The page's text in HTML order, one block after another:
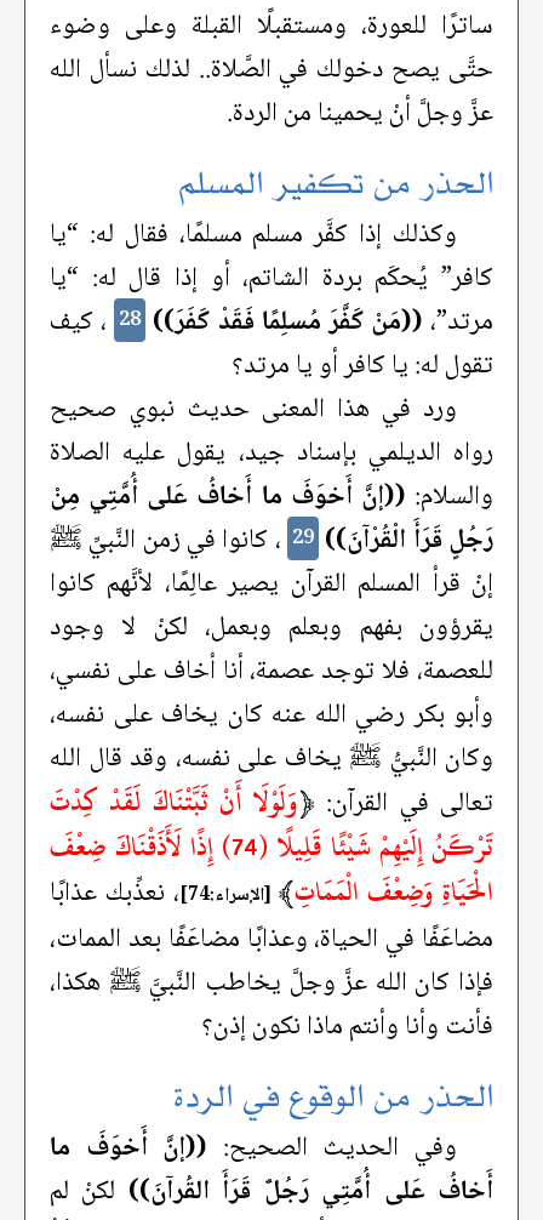
ساترًا للعورة، ومستقبلًا القبلة وعلى وضوء
حتَّى يصح دخولك في الصَّلاة.. لذلك نسأل الله
عزَّ وجلَّ أنْ يحمينا من الردة.
الحذر من تكفير المسلم
وكذلك إذا كفَّر مسلم مسلمًا، فقال له: “يا
كافر” يُحكَم بردة الشاتم، أو إذا قال له: “يا
مرتد”، ((مَنْ كَفَّرَ مُسلِمًا فَقَدْ كَفَرَ)) 28 ، كيف
تقول له: يا كافر أو يا مرتد؟
ورد في هذا المعنى حديث نبوي صحيح
رواه الديلمي بإسناد جيد، يقول عليه الصلاة
والسلام: ((إنَّ أَخوَفَ ما أَخافُ عَلى أُمَّتِي مِنْ
رَجُلٍ قَرَأَ الْقُرْآنَ)) 29 ، كانوا في زمن النَّبيِّ ﷺ
إنْ قرأ المسلم القرآن يصير عالِمًا، لأنَّهم كانوا
يقرؤون بفهم وبعلم وبعمل، لكنْ لا وجود
للعصمة، فلا توجد عصمة، أنا أخاف على نفسي،
وأبو بكر رضي الله عنه كان يخاف على نفسه،
وكان النَّبيُّ ﷺ يخاف على نفسه، وقد قال الله
تعالى في القرآن: ﴿وَلَوْلَا أَنْ ثَبَّتْنَاكَ لَقَدْ كِدْتَ
تَرْكَنُ إِلَيْهِمْ شَيْئًا قَلِيلًا (74) إِذًا لَأَذَقْنَاكَ ضِعْفَ
الْحَيَاةِ وَضِعْفَ الْمَمَاتِ﴾ [الإسراء:74]
، نعذِّبك عذابًا
مضاعَفًا في الحياة، وعذابًا مضاعَفًا بعد الممات،
فإذا كان الله عزَّ وجلَّ يخاطب النَّبيَّ ﷺ هكذا،
فأنت وأنا وأنتم ماذا نكون إذن؟
الحذر من الوقوع في الردة
وفي الحديث الصحيح: ((إنَّ أَخوَفَ ما
أَخافُ عَلى أُمَّتِي رَجُلٌ قَرَأَ القُرآنَ)) لكنْ لم